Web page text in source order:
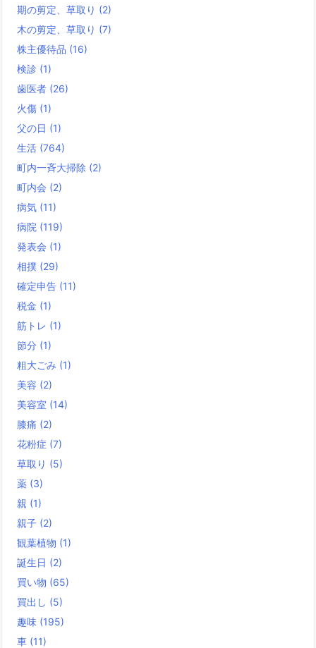
期の剪定、草取り (2)
木の剪定、草取り (7)
株主優待品 (16)
検診 (1)
歯医者 (26)
火傷 (1)
父の日 (1)
生活 (764)
町内一斉大掃除 (2)
町内会 (2)
病気 (11)
病院 (119)
発表会 (1)
相撲 (29)
確定申告 (11)
税金 (1)
筋トレ (1)
節分 (1)
粗大ごみ (1)
美容 (2)
美容室 (14)
膝痛 (2)
花粉症 (7)
草取り (5)
薬 (3)
親 (1)
親子 (2)
観葉植物 (1)
誕生日 (2)
買い物 (65)
買出し (5)
趣味 (195)
車 (11)